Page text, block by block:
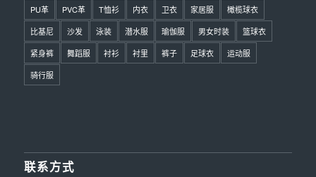
PU革 PVC革 T恤衫 内衣 卫衣 家居服
橄榄球衣
比基尼
沙发 泳装 潜水服 瑜伽服 男女时装
篮球衣
紧身裤
舞蹈服 衬衫 衬里 裤子 足球衣
运动服
骑行服
联系方式